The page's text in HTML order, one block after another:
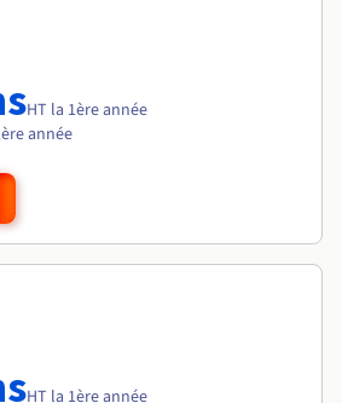
HT la 1ère année
année
HT la 1ère année